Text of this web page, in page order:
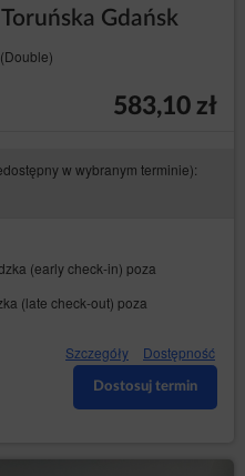
Gdańsk
583,10 zł
w wybranym terminie):
(early check-in) poza
(late check-out) poza
Szczegóły Dostępność
Dostosuj termin